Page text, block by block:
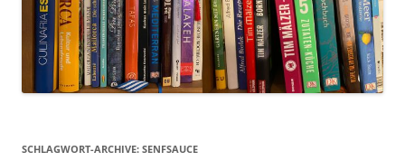
SCHLAGWORT-ARCHIVE: SENFSAUCE